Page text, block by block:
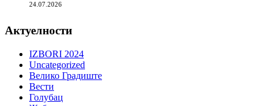
24.07.2026
Актуелности
IZBORI 2024
Uncategorized
Велико Градиште
Вести
Голубац